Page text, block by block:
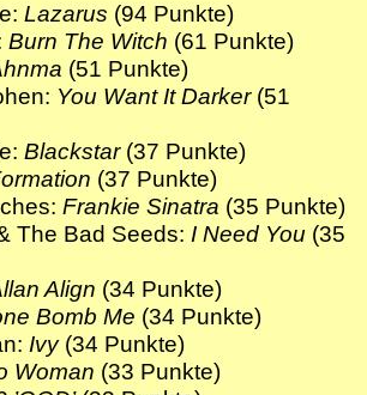
Lazarus (94 Punkte)
Burn The Witch (61 Punkte)
(51 Punkte)
You Want It Darker(51
Blackstar (37 Punkte)
(37 Punkte)
Frankie Sinatra (35 Punkte)
The Bad Seeds: I Need You (35
Align (34 Punkte)
Bomb Me (34 Punkte)
Ivy (34 Punkte)
Woman (33 Punkte)